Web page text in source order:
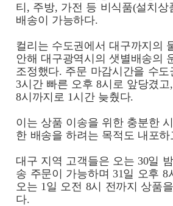
티, 주방, 가전 등 비식품(설치상
배송이 가능하다.
컬리는 수도권에서 대구까지의
안해 대구광역시의 샛별배송의
조정했다. 주문 마감시간을 수
3시간 빠른 오후 8시로 앞당겼
8시까지로 1시간 늦췄다.
이는 상품 이송을 위한 충분한
한 배송을 하려는 목적도 내포하
대구 지역 고객들은 오는 30일
송 주문이 가능하며 31일 오후 8
오는 1일 오전 8시 전까지 상품
다.